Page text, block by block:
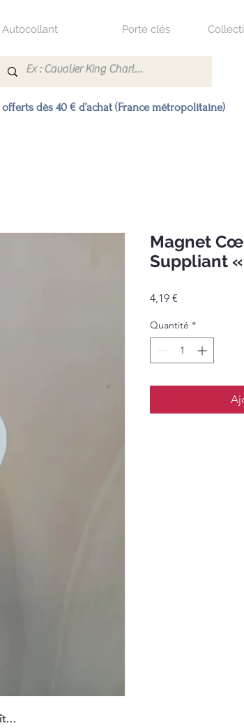
Autocollant Porte clés
dès 40 € d’achat (France métropolitaine)
Magnet
Suppliant «
4,19 €
Quantité *